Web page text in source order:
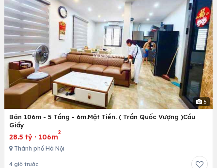
5
Bán 106m - 5 Tầng - 6m.Mặt Tiền. ( Trần Quốc Vượng )Cầu
Giấy
28.5 tỷ · 106m
2
Thành phố Hà Nội
4 giờ trước